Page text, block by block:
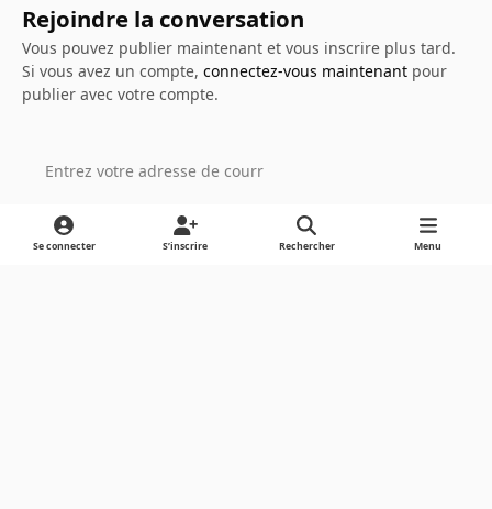
Rejoindre la conversation
Vous pouvez publier maintenant et vous inscrire plus tard.
Si vous avez un compte, connectez-vous maintenantpour
publier avec votre compte.
Ajouter un commentaire…
Se connecter S’inscrire Rechercher Menu